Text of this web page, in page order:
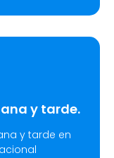
y tarde.
y tarde en